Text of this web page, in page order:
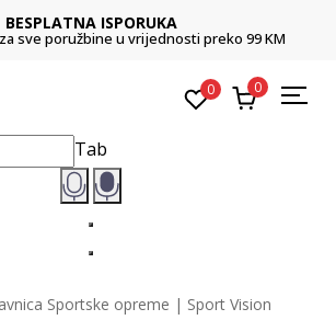
BESPLATNA ISPORUKA
sve poružbine u vrijednosti preko 99 KM
0 0
Tab
Sportske opreme | Sport Vision